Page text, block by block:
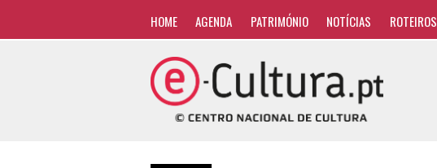
HOME AGENDA PATRIMÓNIO NOTÍCIAS ROTEIROS